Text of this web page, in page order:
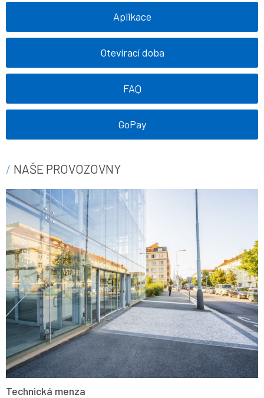
Aplikace
Otevírací doba
FAQ
GoPay
NAŠE PROVOZOVNY
Technická menza